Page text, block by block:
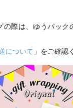
の際は、ゆうパック
について 」をご確認